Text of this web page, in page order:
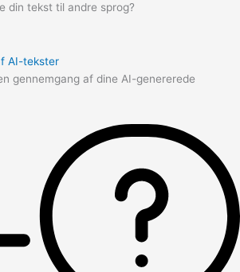
din tekst til andre sprog?
AI-tekster
gennemgang af dine AI-genererede